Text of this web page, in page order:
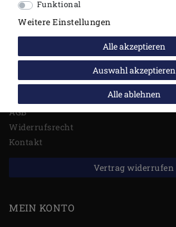
RECHTLICHES
Impressum
AGB
Widerrufs­recht
Kontakt
Vertrag widerrufen
MEIN KONTO
Funktional
Weitere Einstellungen
Alle akzeptieren
Auswahl akzeptieren
Alle ablehnen